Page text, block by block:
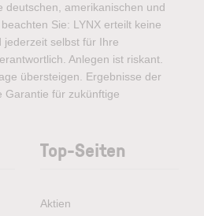
deutschen, amerikanischen und
Sie: LYNX erteilt keine
jederzeit selbst für Ihre
Anlegen ist riskant.
übersteigen. Ergebnisse der
Garantie für zukünftige
Top-Seiten
Aktien